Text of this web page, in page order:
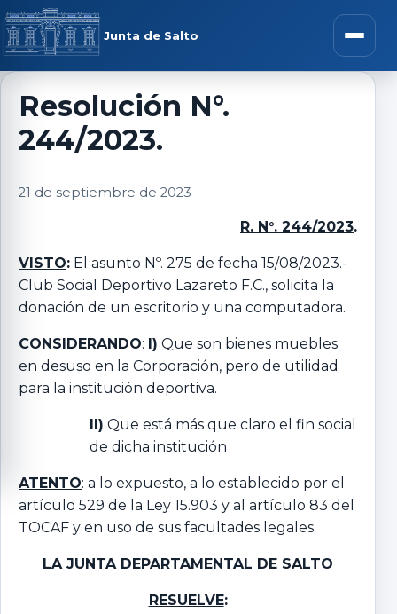
Saltar al contenido
Junta de Salto Abrir
menú
Resolución N°.
244/2023.
21 de septiembre de 2023
R. N°. 244/2023.
VISTO: El asunto Nº. 275 de fecha 15/08/2023.-
Club Social Deportivo Lazareto F.C., solicita la
donación de un escritorio y una computadora.
CONSIDERANDO: I) Que son bienes muebles
en desuso en la Corporación, pero de utilidad
para la institución deportiva.
II) Que está más que claro el fin social
de dicha institución
ATENTO: a lo expuesto, a lo establecido por el
artículo 529 de la Ley 15.903 y al artículo 83 del
TOCAF y en uso de sus facultades legales.
LA JUNTA DEPARTAMENTAL DE SALTO
RESUELVE: